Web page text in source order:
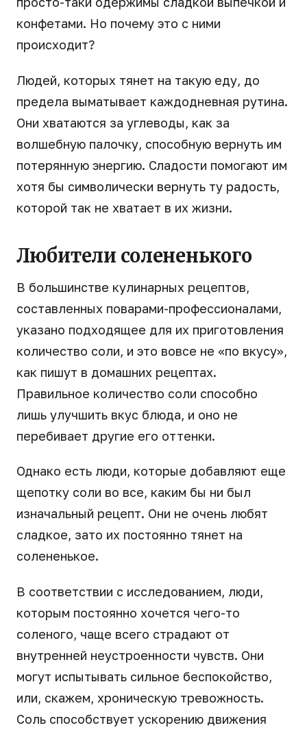
конфетами. Но почему это с ними
происходит?
Людей, которых тянет на такую еду, до
предела выматывает каждодневная рутина.
Они хватаются за углеводы, как за
волшебную палочку, способную вернуть им
потерянную энергию. Сладости помогают им
хотя бы символически вернуть ту радость,
которой так не хватает в их жизни.
Любители солененького
В большинстве кулинарных рецептов,
составленных поварами-профессионалами,
указано подходящее для их приготовления
количество соли, и это вовсе не «по вкусу»,
как пишут в домашних рецептах.
Правильное количество соли способно
лишь улучшить вкус блюда, и оно не
перебивает другие его оттенки.
Однако есть люди, которые добавляют еще
щепотку соли во все, каким бы ни был
изначальный рецепт. Они не очень любят
сладкое, зато их постоянно тянет на
солененькое.
В соответствии с исследованием, люди,
которым постоянно хочется чего-то
соленого, чаще всего страдают от
внутренней неустроенности чувств. Они
могут испытывать сильное беспокойство,
или, скажем, хроническую тревожность.
Соль способствует ускорению движения